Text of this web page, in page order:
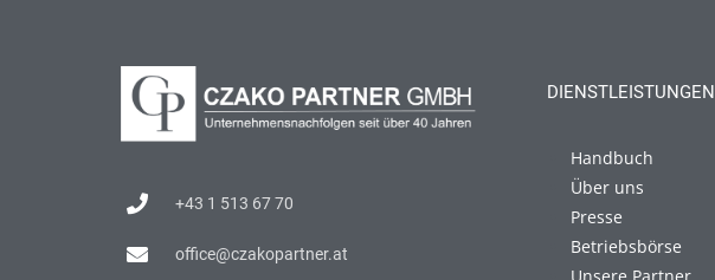
+43 1 513 67 70
office@czakopartner.at
DIENSTLEISTUNGEN
Handbuch
Über uns
Presse
Betriebsbörse